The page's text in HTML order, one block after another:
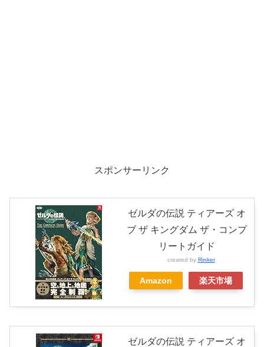
スポンサーリンク
ゼルダの伝説 ティアーズ オ
ブ ザ キングダム ザ・コンプ
リートガイド
created by Rinker
Amazon 楽天市場
ゼルダの伝説 ティアーズ オ